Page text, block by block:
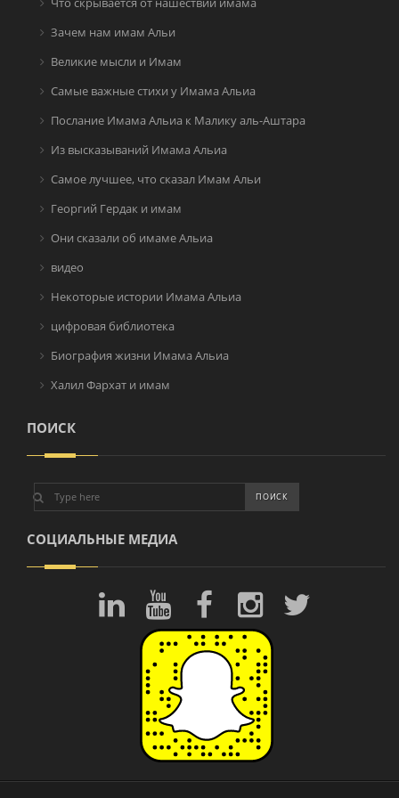
Зачем нам имам Альи
Великие мысли и Имам
Самые важные стихи у Имама Альиа
Послание Имама Альиа к Малику аль-Аштара
Из высказываний Имама Альиа
Самое лучшее, что сказал Имам Альи
Георгий Гердак и имам
Они сказали об имаме Альиа
видео
Некоторые истории Имама Альиа
цифровая библиотека
Биография жизни Имама Альиа
Халил Фархат и имам
ПОИСК
СОЦИАЛЬНЫЕ МЕДИА